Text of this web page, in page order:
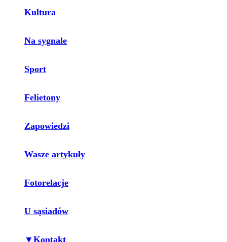
Kultura
Na sygnale
Sport
Felietony
Zapowiedzi
Wasze artykuły
Fotorelacje
U sąsiadów
▼Kontakt